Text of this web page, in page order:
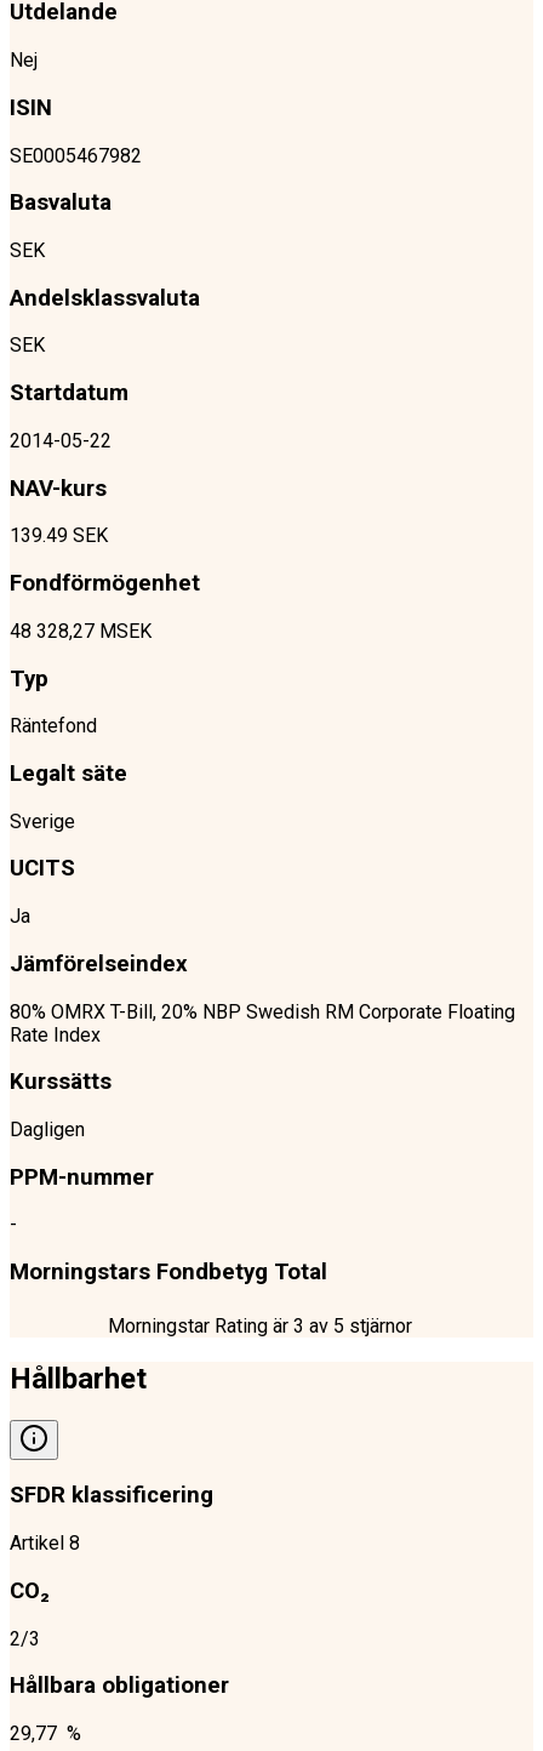
Utdelande
Nej
ISIN
SE0005467982
Basvaluta
SEK
Andelsklassvaluta
SEK
Startdatum
2014-05-22
NAV-kurs
139.49 SEK
Fondförmögenhet
48 328,27 MSEK
Typ
Räntefond
Legalt säte
Sverige
UCITS
Ja
Jämförelseindex
80% OMRX T-Bill, 20% NBP Swedish RM Corporate Floating
Rate Index
Kurssätts
Dagligen
PPM-nummer
-
Morningstars Fondbetyg Total
Morningstar Rating är 3 av 5 stjärnor
Hållbarhet
SFDR klassificering
Artikel 8
CO₂
2/3
Hållbara obligationer
29,77 %